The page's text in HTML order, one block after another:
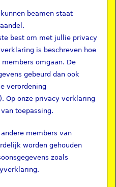
beamen staat
best om met jullie privacy
is beschreven hoe
omgaan. De
gebeurd dan ook
verordening
Op onze privacy verklaring
toepassing.
members van
worden gehouden
zoals